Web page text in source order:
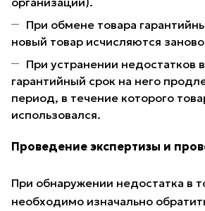
При обмене товара
новый товар исчисляются
При устранении недостатков
гарантийный срок на него
период, в течение которого
использовался.
Проведение экспертизы и
При обнаружении недостатка в
необходимо изначально